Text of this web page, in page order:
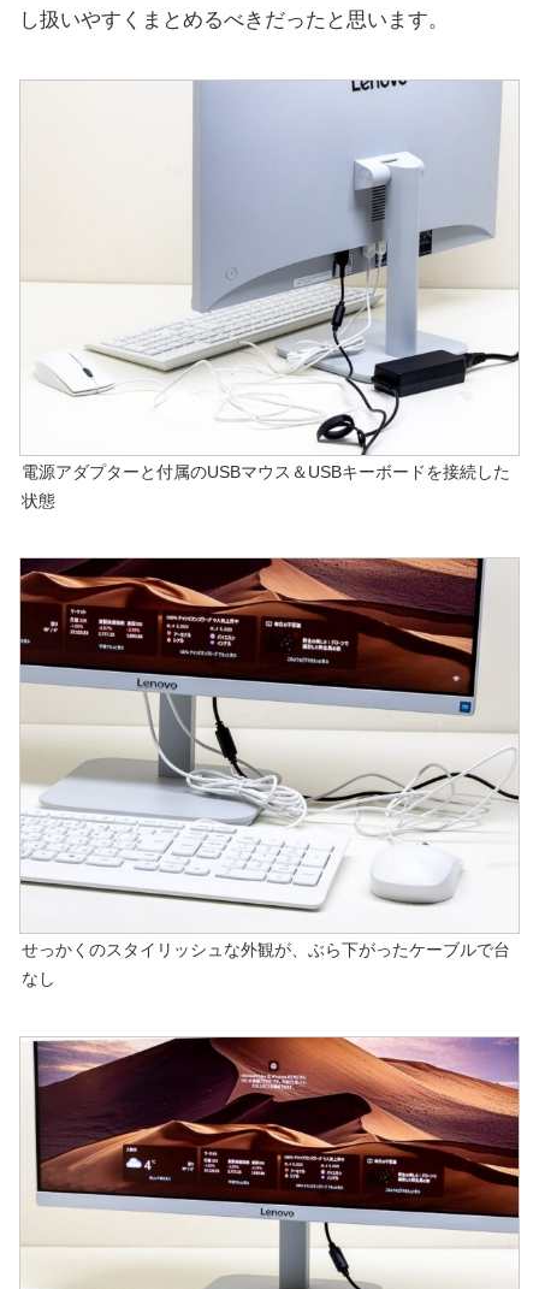
し扱いやすくまとめるべきだったと思います。
電源アダプターと付属のUSBマウス＆USBキーボードを接続した
状態
せっかくのスタイリッシュな外観が、ぶら下がったケーブルで台
なし